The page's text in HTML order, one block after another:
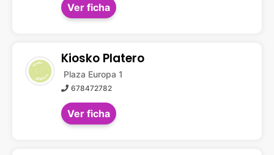
Ver ficha
Kiosko Platero
Plaza Europa 1
678472782
Ver ficha